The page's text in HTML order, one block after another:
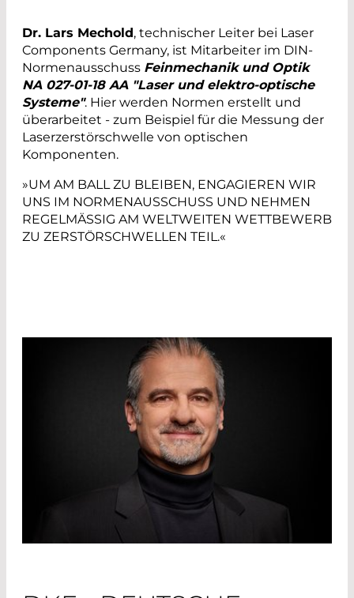
Dr. Lars Mechold, technischer Leiter bei Laser
Components Germany, ist Mitarbeiter im DIN-
Normenausschuss Feinmechanik und Optik
NA 027-01-18 AA "Laser und elektro-optische
Systeme". Hier werden Normen erstellt und
überarbeitet - zum Beispiel für die Messung der
Laserzerstörschwelle von optischen
Komponenten.
»UM AM BALL ZU BLEIBEN, ENGAGIEREN WIR
UNS IM NORMENAUSSCHUSS UND NEHMEN
REGELMÄSSIG AM WELTWEITEN WETTBEWERB
ZU ZERSTÖRSCHWELLEN TEIL.«